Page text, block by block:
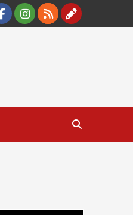
Facebook
Instagram
RSS